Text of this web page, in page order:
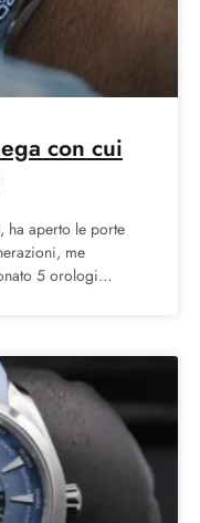
con cui
aperto le porte
me
5 orologi